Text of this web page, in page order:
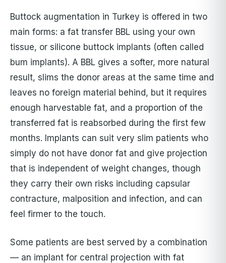
Buttock augmentation in Turkey is offered in two
main forms: a fat transfer BBL using your own
tissue, or silicone buttock implants (often called
bum implants). A BBL gives a softer, more natural
result, slims the donor areas at the same time and
leaves no foreign material behind, but it requires
enough harvestable fat, and a proportion of the
transferred fat is reabsorbed during the first few
months. Implants can suit very slim patients who
simply do not have donor fat and give projection
that is independent of weight changes, though
they carry their own risks including capsular
contracture, malposition and infection, and can
feel firmer to the touch.
Some patients are best served by a combination
— an implant for central projection with fat